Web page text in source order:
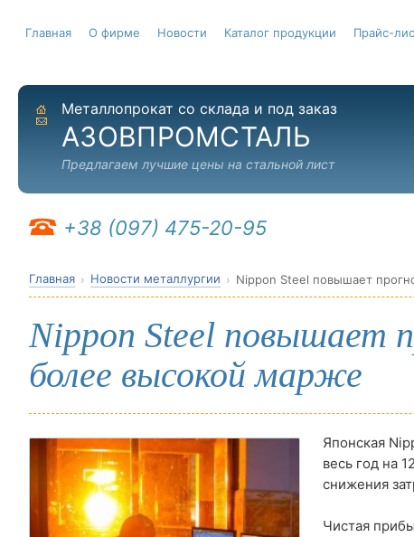
Главная О фирме Новости Каталог продукции Прайс-
На главную
Отправить письмо
Металлопрокат со склада и под заказ
АЗОВПРОМСТАЛЬ
Предлагаем лучшие цены на стальной лист
+38 (097) 475-20-95
Главная Новости металлургии Nippon Steel повышает
Nippon Steel повышает
более высокой марже
Японская
весь год на
снижения
Чистая